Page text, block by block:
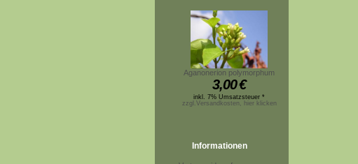
Aganonerion polymorphum
3,00€
inkl. 7% Umsatzsteuer *
zzgl.Versandkosten, hier klicken
Informationen